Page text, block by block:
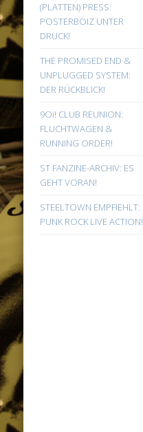
(PLATTEN) PRESS:
POSTERBOIZ UNTER
DRUCK!
THE PROMISED END &
UNPLUGGED SYSTEM:
DER RÜCKBLICK!
9Oi! CLUB REUNION:
FLUCHTWAGEN &
RUNNING ORDER!
ST FANZINE-ARCHIV: ES
GEHT VORAN!
STEELTOWN EMPFIEHLT:
PUNK ROCK LIVE ACTION!